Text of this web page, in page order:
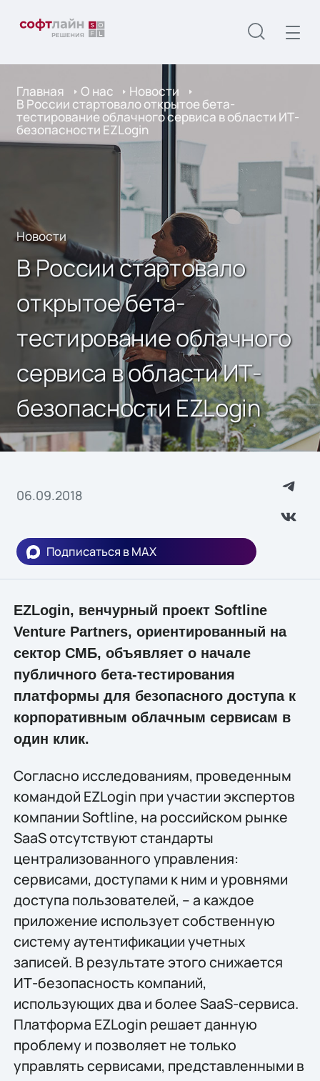
Главная О нас Новости
В России стартовало открытое бета-
тестирование облачного сервиса в области ИТ-
безопасности EZLogin
Новости
В России стартовало
открытое бета-
тестирование облачного
сервиса в области ИТ-
безопасности EZLogin
06.09.2018
Подписаться в MAX
EZLogin, венчурный проект Softline
Venture Partners, ориентированный на
сектор СМБ, объявляет о начале
публичного бета-тестирования
платформы для безопасного доступа к
корпоративным облачным сервисам в
один клик.
Согласно исследованиям, проведенным
командой EZLogin при участии экспертов
компании Softline, на российском рынке
SaaS отсутствуют стандарты
централизованного управления:
сервисами, доступами к ним и уровнями
доступа пользователей, – а каждое
приложение использует собственную
систему аутентификации учетных
записей. В результате этого снижается
ИТ-безопасность компаний,
использующих два и более SaaS-сервиса.
Платформа EZLogin решает данную
проблему и позволяет не только
управлять сервисами, представленными в